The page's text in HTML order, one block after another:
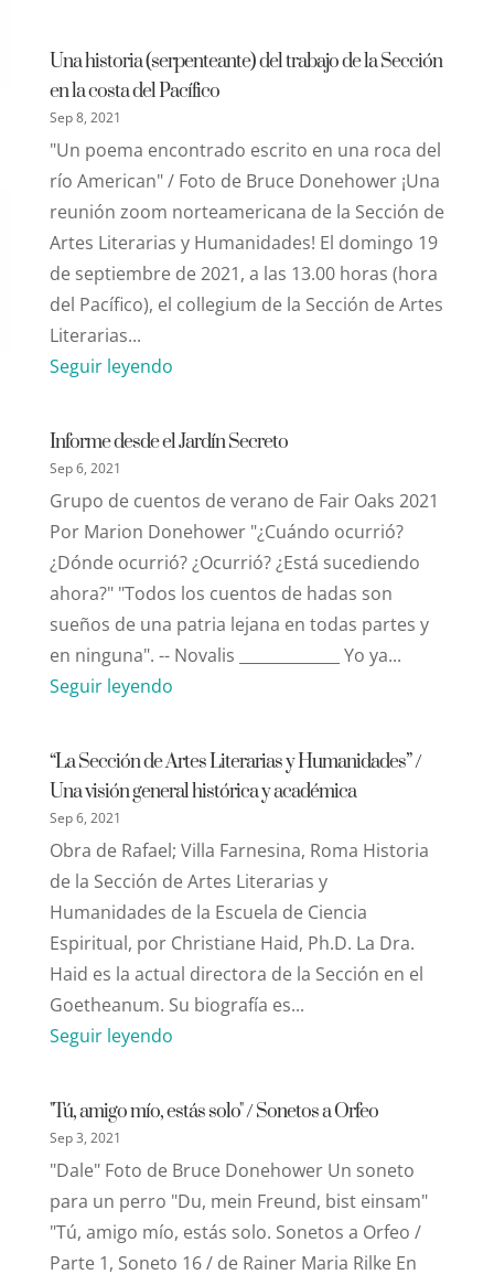
Una historia (serpenteante) del trabajo de la Sección
en la costa del Pacífico
Sep 8, 2021
"Un poema encontrado escrito en una roca del
río American" / Foto de Bruce Donehower ¡Una
reunión zoom norteamericana de la Sección de
Artes Literarias y Humanidades! El domingo 19
de septiembre de 2021, a las 13.00 horas (hora
del Pacífico), el collegium de la Sección de Artes
Literarias...
Seguir leyendo
Informe desde el Jardín Secreto
Sep 6, 2021
Grupo de cuentos de verano de Fair Oaks 2021
Por Marion Donehower "¿Cuándo ocurrió?
¿Dónde ocurrió? ¿Ocurrió? ¿Está sucediendo
ahora?" "Todos los cuentos de hadas son
sueños de una patria lejana en todas partes y
en ninguna". -- Novalis _____________ Yo ya...
Seguir leyendo
“La Sección de Artes Literarias y Humanidades” /
Una visión general histórica y académica
Sep 6, 2021
Obra de Rafael; Villa Farnesina, Roma Historia
de la Sección de Artes Literarias y
Humanidades de la Escuela de Ciencia
Espiritual, por Christiane Haid, Ph.D. La Dra.
Haid es la actual directora de la Sección en el
Goetheanum. Su biografía es...
Seguir leyendo
"Tú, amigo mío, estás solo" / Sonetos a Orfeo
Sep 3, 2021
"Dale" Foto de Bruce Donehower Un soneto
para un perro "Du, mein Freund, bist einsam"
"Tú, amigo mío, estás solo. Sonetos a Orfeo /
Parte 1, Soneto 16 / de Rainer Maria Rilke En